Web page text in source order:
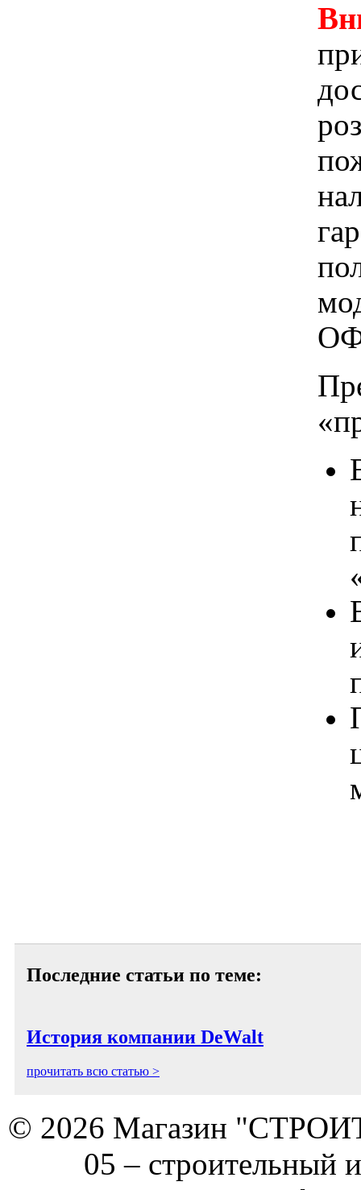
Последние статьи по теме:
История компании DeWalt
прочитать всю статью >
© 2026 Магазин
05 – строительный